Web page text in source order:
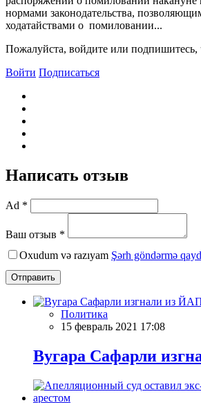
нормами законодательства,
ходатайствами о помиловании...
Пожалуйста, войдите или подпишитесь,
Войти Подписаться
Написать отзыв
Ad *
Ваш отзыв *
Oxudum və razıyam Şərh göndərmə
Отправить
Политика
15 февраль 2021 17:08
Вугара Сафарли